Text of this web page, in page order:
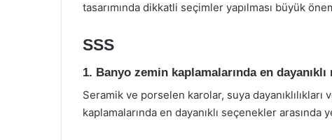
tasarımında dikkatli seçimler yapılması büyük
SSS
1. Banyo zemin kaplamalarında en
Seramik ve porselen karolar, suya
kaplamalarında en dayanıklı seçenekler arasında